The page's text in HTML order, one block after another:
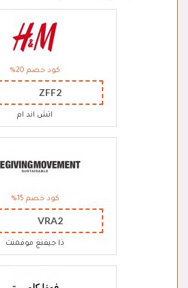
كود خصم 20%
ZFF2
اتش اند ام
كود خصم 15%
VRA2
ذا جيفنغ موفمنت